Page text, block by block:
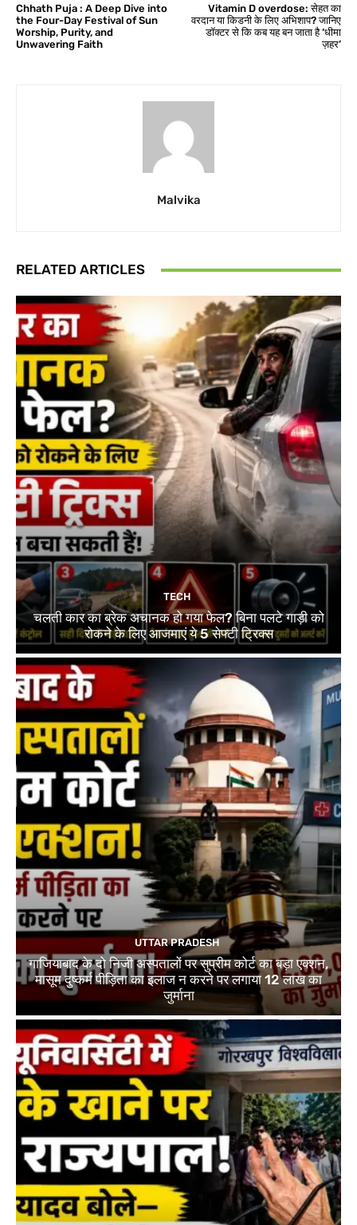
Chhath Puja : A Deep Dive into
the Four-Day Festival of Sun
Worship, Purity, and
Unwavering Faith
Vitamin D overdose: सेहत का
वरदान या किडनी के लिए अभिशाप? जानिए
डॉक्टर से कि कब यह बन जाता है ‘धीमा
ज़हर’
Malvika
RELATED ARTICLES
TECH
चलती कार का ब्रेक अचानक हो गया फेल? बिना पलटे गाड़ी को
रोकने के लिए आजमाएं ये 5 सेफ्टी ट्रिक्स
UTTAR PRADESH
गाजियाबाद के दो निजी अस्पतालों पर सुप्रीम कोर्ट का बड़ा एक्शन,
मासूम दुष्कर्म पीड़िता का इलाज न करने पर लगाया 12 लाख का
जुर्माना